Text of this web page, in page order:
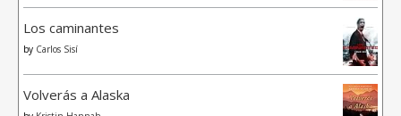
Los caminantes
by Carlos Sisí
Volverás a Alaska